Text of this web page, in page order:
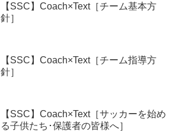
【SSC】Coach×Text［チーム基本方
針］
【SSC】Coach×Text［チーム指導方
針］
【SSC】Coach×Text［サッカーを始め
る子供たち･保護者の皆様へ］